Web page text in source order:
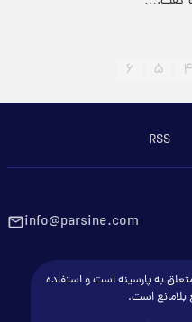
۴ ۵ ۶
RSS
info@parsine.com
به پارسینه است و استفاده
بلامانع است.